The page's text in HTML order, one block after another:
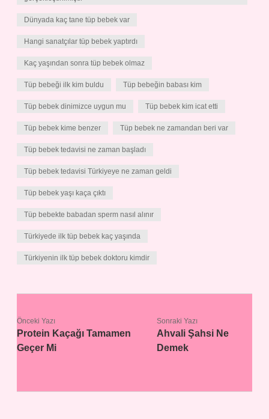
Dünyada kaç tane tüp bebek var
Hangi sanatçılar tüp bebek yaptırdı
Kaç yaşından sonra tüp bebek olmaz
Tüp bebeği ilk kim buldu Tüp bebeğin babası kim
Tüp bebek dinimizce uygun mu Tüp bebek kim icat etti
Tüp bebek kime benzer Tüp bebek ne zamandan beri var
Tüp bebek tedavisi ne zaman başladı
Tüp bebek tedavisi Türkiyeye ne zaman geldi
Tüp bebek yaşı kaça çıktı
Tüp bebekte babadan sperm nasıl alınır
Türkiyede ilk tüp bebek kaç yaşında
Türkiyenin ilk tüp bebek doktoru kimdir
Önceki Yazı
Protein Kaçağı Tamamen
Geçer Mi
Sonraki Yazı
Ahvali Şahsi Ne
Demek